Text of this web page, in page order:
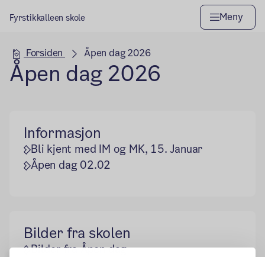
Fyrstikkalleen skole Meny
Hovedseksjon
Forsiden Åpen dag 2026
Åpen dag 2026
Informasjon
Bli kjent med IM og MK, 15. Januar
Åpen dag 02.02
Bilder fra skolen
Bilder fra Åpen dag